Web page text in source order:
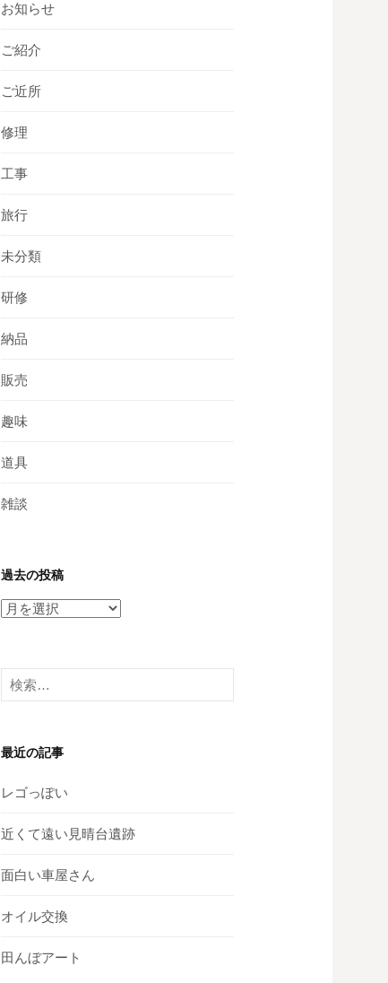
お知らせ
ご紹介
ご近所
修理
工事
旅行
未分類
研修
納品
販売
趣味
道具
雑談
過去の投稿
過
投
稿
検
索:
最近の記事
レゴっぽい
近くて遠い見晴台遺跡
面白い車屋さん
オイル交換
田んぼアート